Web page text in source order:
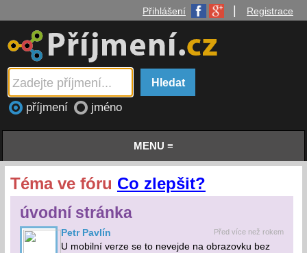
Přihlášení Registrace
příjmení jméno
MENU ≡
Téma ve fóru Co zlepšit?
úvodní stránka
Před více než rokem
Petr Pavlín
U mobilní verze se to nevejde na obrazovku bez